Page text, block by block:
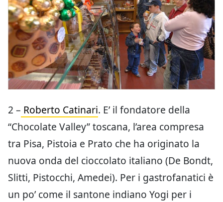
2 – Roberto Catinari. E’ il fondatore della
“Chocolate Valley” toscana, l’area compresa
tra Pisa, Pistoia e Prato che ha originato la
nuova onda del cioccolato italiano (De Bondt,
Slitti, Pistocchi, Amedei). Per i gastrofanatici è
un po’ come il santone indiano Yogi per i